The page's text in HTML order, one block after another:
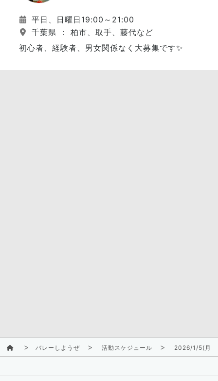
平日、日曜日19:00～21:00
千葉県 ： 柏市、取手、藤代など
初心者、経験者、男女関係なく大募集です✨
バレーしようぜ 活動スケジュール 2026/1/5(月)